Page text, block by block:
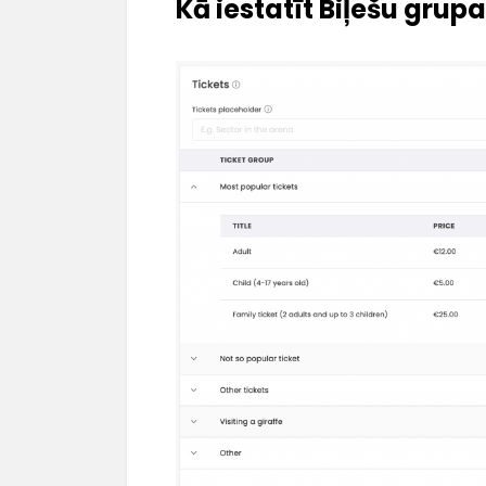
Kā iestatīt Biļešu